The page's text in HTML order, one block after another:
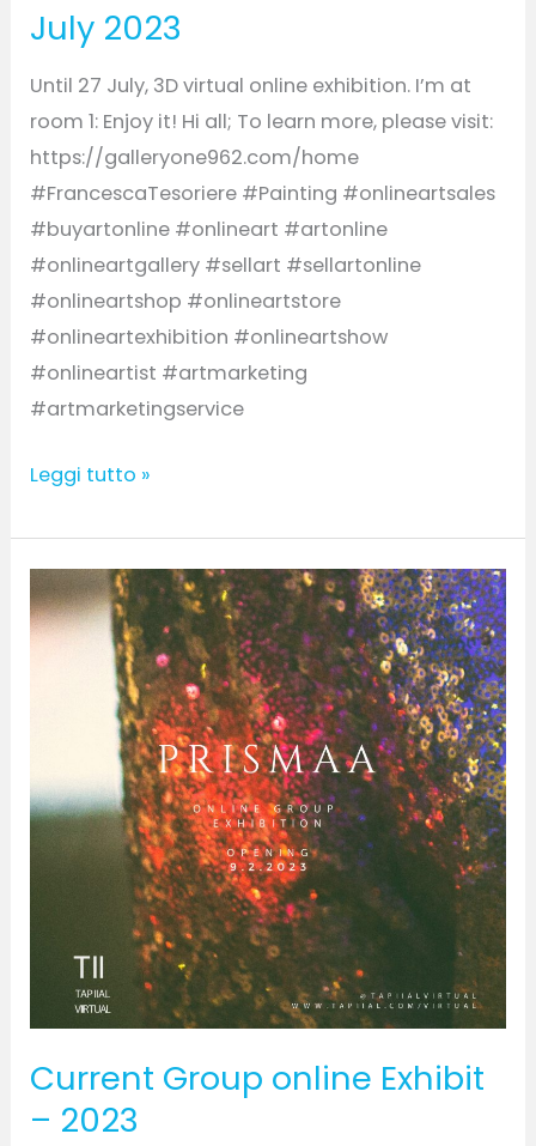
July 2023
Until 27 July, 3D virtual online exhibition. I’m at
room 1: Enjoy it! Hi all; To learn more, please visit:
https://galleryone962.com/home
#FrancescaTesoriere #Painting #onlineartsales
#buyartonline #onlineart #artonline
#onlineartgallery #sellart #sellartonline
#onlineartshop #onlineartstore
#onlineartexhibition #onlineartshow
#onlineartist #artmarketing
#artmarketingservice
Leggi tutto »
Current Group online Exhibit
– 2023
Current
Group